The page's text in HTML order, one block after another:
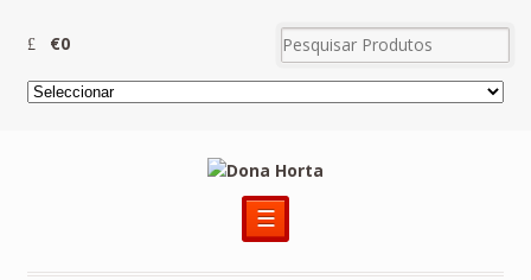
€0
☰